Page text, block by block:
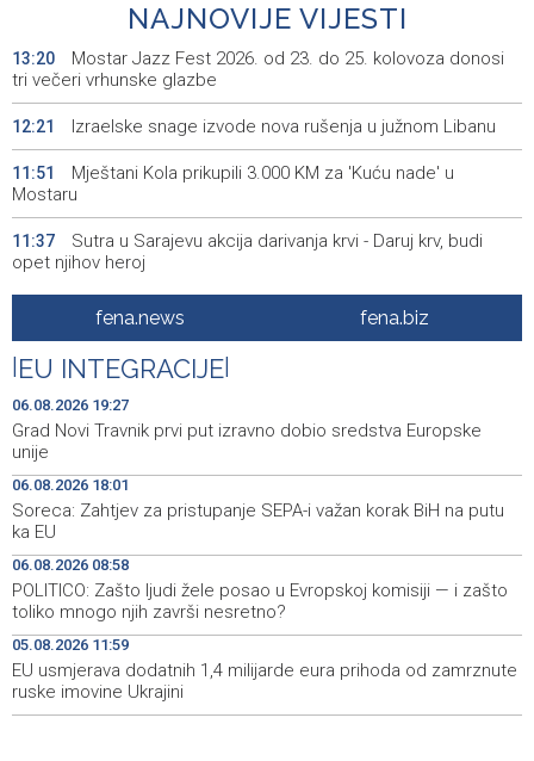
NAJNOVIJE VIJESTI
13:20
Mostar Jazz Fest 2026. od 23. do 25. kolovoza donosi
tri večeri vrhunske glazbe
12:21 Izraelske snage izvode nova rušenja u južnom Libanu
11:51
Mještani Kola prikupili 3.000 KM za 'Kuću nade' u
Mostaru
11:37
Sutra u Sarajevu akcija darivanja krvi - Daruj krv, budi
opet njihov heroj
BiH među zapaženijim učesnicima CIGRE u Parizu - AI i
energetska tranzicija u fokusu
10:28
Pezer već sutra nastupa u kvalifikacijama, vjeruje da će i
navečer biti u finalu EP-a u Birminghamu
10:16
Ballian: Neopravdana sječa stabala a grad zbog manjka
drveća sve topliji
10:09
FBiH nema objedinjene podatke o povučenom i
uništenom mesu, prekršaji utvrđeni u 40 kontrola
10:03
Marija Šerifović pred više hiljada posjetitelja na Piroti
zatvorila 'Dane dijaspore 2026' u Travniku
09:28
Kušljugić: Sprječavanje dehidracije i pregrijavanja ključni
za očuvanje zdravlja srca tokom vrućina
fena.news fena.biz
EU INTEGRACIJE
06.08.2026 19:27
Grad Novi Travnik prvi put izravno dobio sredstva Europske
unije
06.08.2026 18:01
Soreca: Zahtjev za pristupanje SEPA-i važan korak BiH na putu
ka EU
06.08.2026 08:58
POLITICO: Zašto ljudi žele posao u Evropskoj komisiji — i zašto
toliko mnogo njih završi nesretno?
05.08.2026 11:59
EU usmjerava dodatnih 1,4 milijarde eura prihoda od zamrznute
ruske imovine Ukrajini